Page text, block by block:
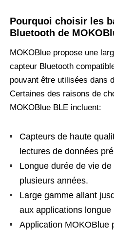
Pourquoi choisir les
Bluetooth de
MOKOBlue propose une
capteur Bluetooth
pouvant être utilisées dans
Certaines des raisons de
MOKOBlue BLE incluent:
Capteurs de haute
lectures de données
Longue durée de vie
plusieurs années.
Large gamme allant
aux applications longue
Application MOKOBlue